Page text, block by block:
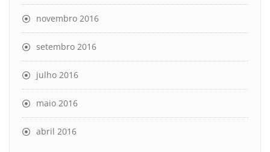
novembro 2016
setembro 2016
julho 2016
maio 2016
abril 2016